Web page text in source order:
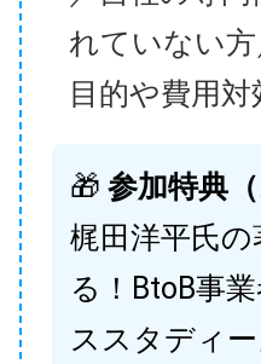
れていない
目的や費用
🎁 参加特典
梶田洋平氏
る！BtoB事
ススタディー